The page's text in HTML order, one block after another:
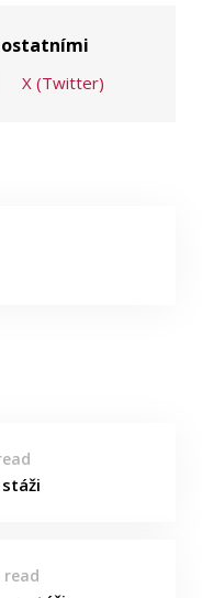
ostatními
X (Twitter)
stáži
read